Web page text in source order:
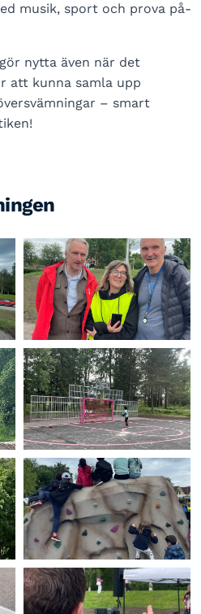
musik, sport och prova på-
nytta även när det
att kunna samla upp
– smart